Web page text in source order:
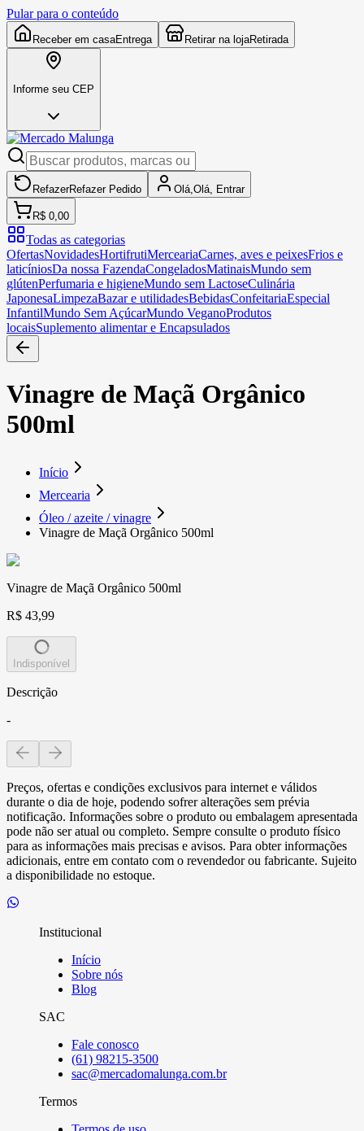
Pular para o conteúdo
Receber em casaEntrega Retirar na lojaRetirada
Informe seu CEP
RefazerRefazer Pedido Olá, Olá, Entrar
R$ 0,00
Todas as categorias
OfertasNovidadesHortifrutiMerceariaCarnes, aves e peixesFrios e
laticíniosDa nossa FazendaCongeladosMatinaisMundo sem
glútenPerfumaria e higieneMundo sem LactoseCulinária
JaponesaLimpezaBazar e utilidadesBebidasConfeitariaEspecial
InfantilMundo Sem AçúcarMundo VeganoProdutos
locaisSuplemento alimentar e Encapsulados
Vinagre de Maçã Orgânico
500ml
Início
Mercearia
Óleo / azeite / vinagre
Vinagre de Maçã Orgânico 500ml
Vinagre de Maçã Orgânico 500ml
R$ 43,99
Indisponível
Descrição
-
Preços, ofertas e condições exclusivos para internet e válidos
durante o dia de hoje, podendo sofrer alterações sem prévia
notificação. Informações sobre o produto ou embalagem apresentada
pode não ser atual ou completo. Sempre consulte o produto físico
para as informações mais precisas e avisos. Para obter informações
adicionais, entre em contato com o revendedor ou fabricante. Sujeito
a disponibilidade no estoque.
Institucional
Início
Sobre nós
Blog
SAC
Fale conosco
(61) 98215-3500
sac@mercadomalunga.com.br
Termos